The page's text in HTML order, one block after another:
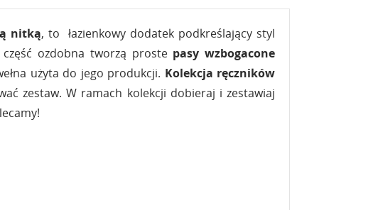
nitką, to łazienkowy dodatek podkreślający styl
ozdobna tworzą proste pasy wzbogacone
użyta do jego produkcji. Kolekcja ręczników
zestaw. W ramach kolekcji dobieraj i zestawiaj